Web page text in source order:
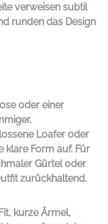
verweisen subtil
runden das Design
oder einer
Loafer oder
klare Form auf. Für
Gürtel oder
zurückhaltend.
kurze Ärmel,